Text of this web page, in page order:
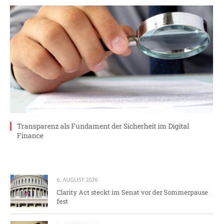
Transparenz als Fundament der Sicherheit im Digital
Finance
6. AUGUST 2026
Clarity Act steckt im Senat vor der Sommerpause
fest